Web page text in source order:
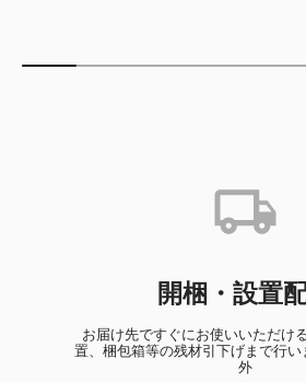
開梱・設置
お届け先ですぐにお使いいただけ
置、梱包箱等の残材引下げまで行
外